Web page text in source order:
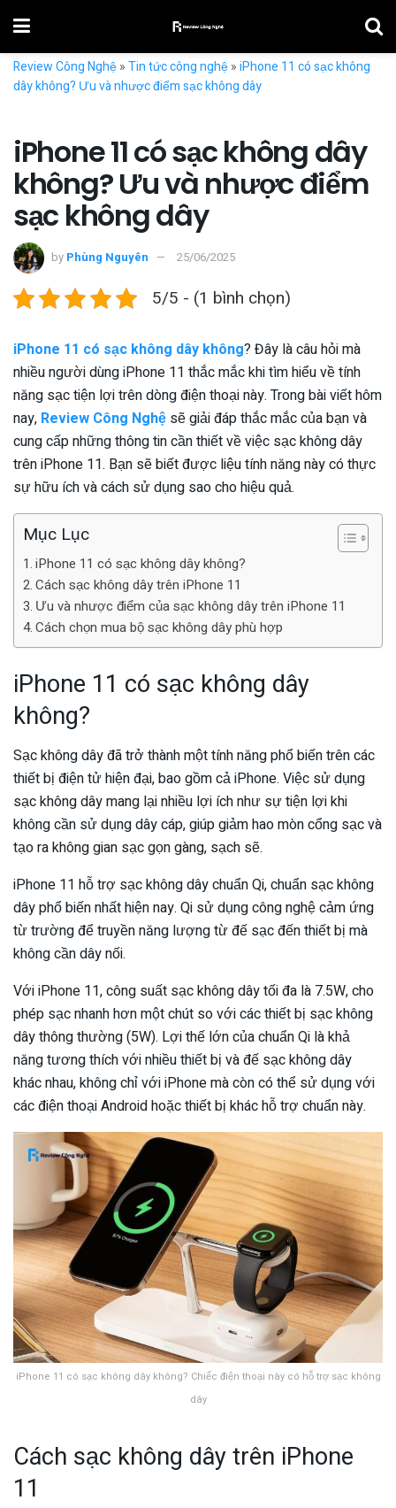
Review Công Nghệ»Tin tức công nghệ»iPhone 11 có sạc không
dây không? Ưu và nhược điểm sạc không dây
iPhone 11 có sạc không dây
không? Ưu và nhược điểm
sạc không dây
by Phùng Nguyên 25/06/2025
5/5 - (1 bình chọn)
iPhone 11 có sạc không dây không? Đây là câu hỏi mà
nhiều người dùng iPhone 11 thắc mắc khi tìm hiểu về tính
năng sạc tiện lợi trên dòng điện thoại này. Trong bài viết hôm
nay, Review Công Nghệ sẽ giải đáp thắc mắc của bạn và
cung cấp những thông tin cần thiết về việc sạc không dây
trên iPhone 11. Bạn sẽ biết được liệu tính năng này có thực
sự hữu ích và cách sử dụng sao cho hiệu quả.
Mục Lục
iPhone 11 có sạc không dây không?
Cách sạc không dây trên iPhone 11
Ưu và nhược điểm của sạc không dây trên iPhone 11
Cách chọn mua bộ sạc không dây phù hợp
iPhone 11 có sạc không dây
không?
Sạc không dây đã trở thành một tính năng phổ biến trên các
thiết bị điện tử hiện đại, bao gồm cả iPhone. Việc sử dụng
sạc không dây mang lại nhiều lợi ích như sự tiện lợi khi
không cần sử dụng dây cáp, giúp giảm hao mòn cổng sạc và
tạo ra không gian sạc gọn gàng, sạch sẽ.
iPhone 11 hỗ trợ sạc không dây chuẩn Qi, chuẩn sạc không
dây phổ biến nhất hiện nay. Qi sử dụng công nghệ cảm ứng
từ trường để truyền năng lượng từ đế sạc đến thiết bị mà
không cần dây nối.
Với iPhone 11, công suất sạc không dây tối đa là 7.5W, cho
phép sạc nhanh hơn một chút so với các thiết bị sạc không
dây thông thường (5W). Lợi thế lớn của chuẩn Qi là khả
năng tương thích với nhiều thiết bị và đế sạc không dây
khác nhau, không chỉ với iPhone mà còn có thể sử dụng với
các điện thoại Android hoặc thiết bị khác hỗ trợ chuẩn này.
iPhone 11 có sạc không dây không? Chiếc điện thoại này có hỗ trợ sạc không
dây
Cách sạc không dây trên iPhone
11